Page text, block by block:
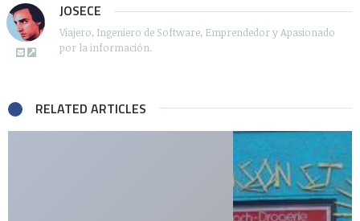
JOSECE
Viajero, Ingeniero de Software, Emprendedor y Apasionado
por la información.
RELATED ARTICLES